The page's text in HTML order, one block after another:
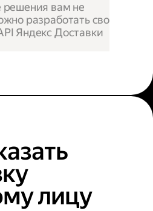
решения вам не
разработать своё —
Яндекс Доставки
лицу